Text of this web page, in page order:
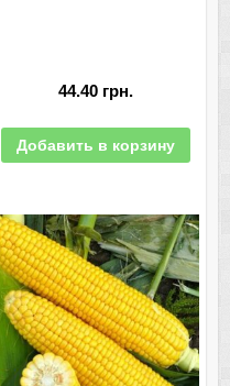
44.40 грн.
Добавить в корзину